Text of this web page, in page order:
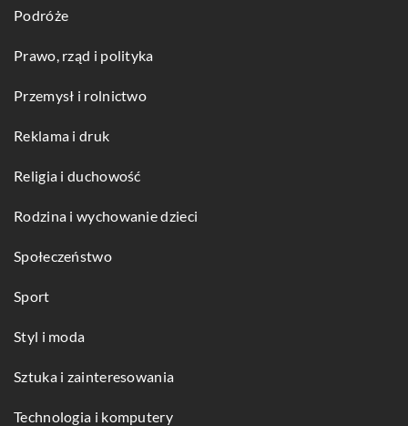
Podróże
Prawo, rząd i polityka
Przemysł i rolnictwo
Reklama i druk
Religia i duchowość
Rodzina i wychowanie dzieci
Społeczeństwo
Sport
Styl i moda
Sztuka i zainteresowania
Technologia i komputery